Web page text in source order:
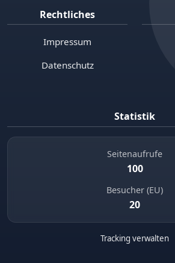
Rechtliches
Impressum
Datenschutz
Statistik
Seitenaufrufe
100
Besucher (EU)
20
Tracking verwalten